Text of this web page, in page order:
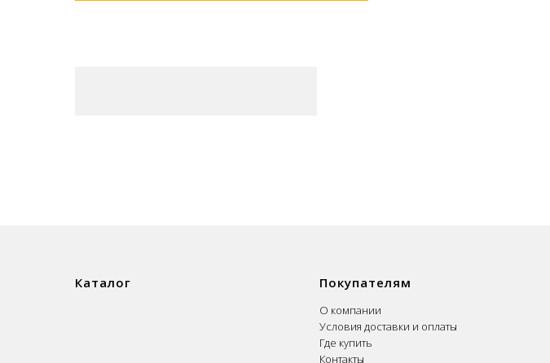
Каталог Покупателям
О компании
Условия доставки и оплаты
Где купить
Контакты